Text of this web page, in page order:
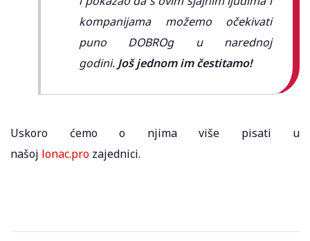
kompanijama možemo očekivati
puno DOBROg u narednoj
godini. Još jednom im čestitamo!
Uskoro ćemo o njima više pisati u
našoj lonac.pro zajednici.